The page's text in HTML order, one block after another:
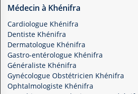
Médecin à Khénifra
Cardiologue Khénifra
Dentiste Khénifra
Dermatologue Khénifra
Gastro-entérologue Khénifra
Généraliste Khénifra
Gynécologue Obstétricien Khénifra
Ophtalmologiste Khénifra